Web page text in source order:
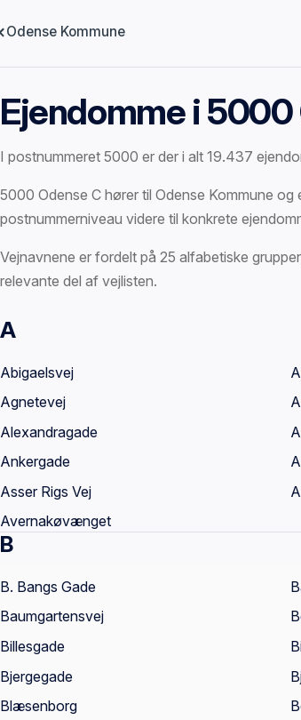
Odense Kommune
Ejendomme i 5000
I postnummeret 5000 er der i alt 19.437
5000 Odense C hører til Odense Kommune
postnummerniveau videre til konkrete
Vejnavnene er fordelt på 25 alfabetiske
relevante del af vejlisten.
Vejnavne
A
Abigaelsvej
Agnetevej
Alexandragade
Ankergade
Asser Rigs Vej
Avernakøvænget
B
B. Bangs Gade
Baumgartensvej
Billesgade
Bjergegade
Blæsenborg